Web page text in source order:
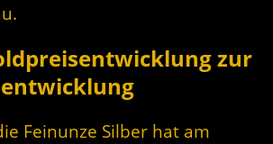
zur
Feinunze Silber hat am